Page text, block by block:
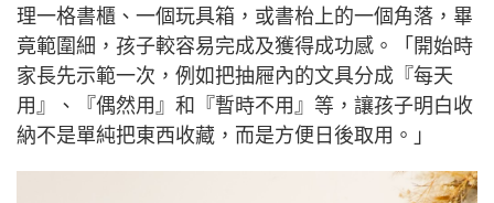
理一格書櫃、一個玩具箱，或書枱上的一個角落，畢
竟範圍細，孩子較容易完成及獲得成功感。「開始時
家長先示範一次，例如把抽屜內的文具分成『每天
用』、『偶然用』和『暫時不用』等，讓孩子明白收
納不是單純把東西收藏，而是方便日後取用。」